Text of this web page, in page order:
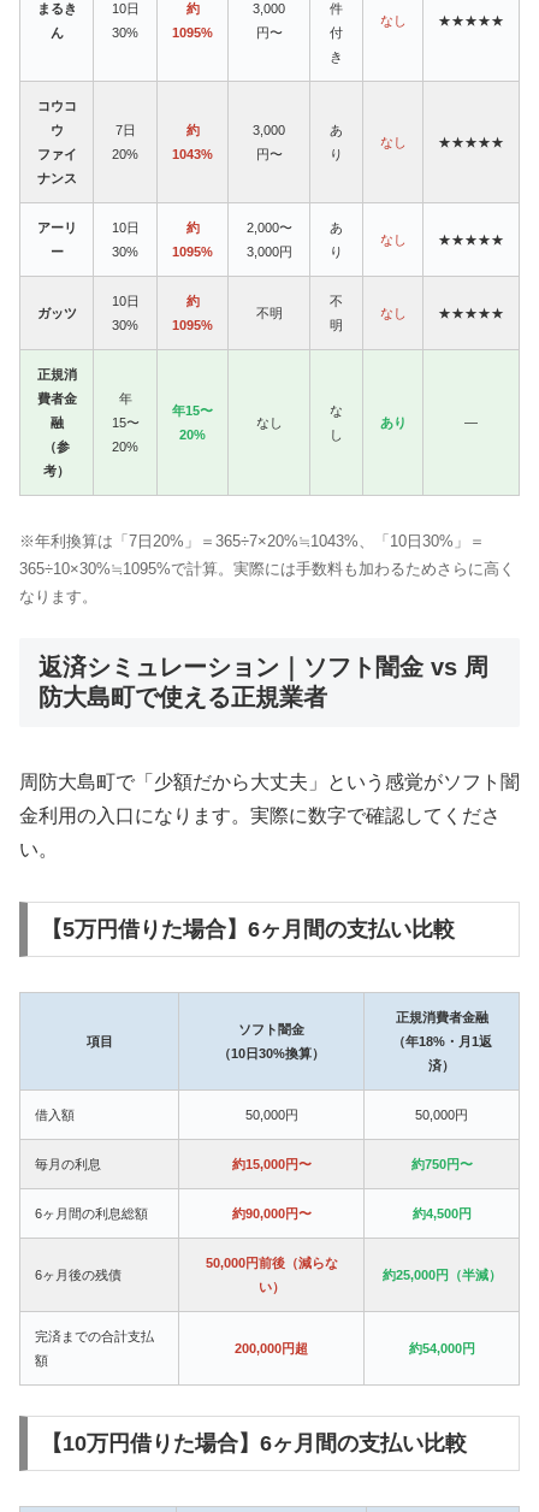
まるき
ん
10日
30%
約
1095%
3,000
円〜
件
付
き
なし ★★★★★
コウコ
ウ
ファイ
ナンス
7日
20%
約
1043%
3,000
円〜
あ
り
なし ★★★★★
アーリ
ー
10日
30%
約
1095%
2,000〜
3,000円
あ
り
なし ★★★★★
ガッツ
10日
30%
約
1095%
不明
不
明
なし ★★★★★
正規消
費者金
融
（参
考）
年
15〜
20%
年15〜
20%
なし
な
し
あり —
※年利換算は「7日20%」＝365÷7×20%≒1043%、「10日30%」＝
365÷10×30%≒1095%で計算。実際には手数料も加わるためさらに高く
なります。
返済シミュレーション｜ソフト闇金 vs 周
防大島町で使える正規業者
周防大島町で「少額だから大丈夫」という感覚がソフト闇
金利用の入口になります。実際に数字で確認してくださ
い。
【5万円借りた場合】6ヶ月間の支払い比較
項目
ソフト闇金
（10日30%換算）
正規消費者金融
（年18%・月1返
済）
借入額 50,000円 50,000円
毎月の利息 約15,000円〜 約750円〜
6ヶ月間の利息総額 約90,000円〜 約4,500円
6ヶ月後の残債
50,000円前後（減らな
い）
約25,000円（半減）
完済までの合計支払
額
200,000円超 約54,000円
【10万円借りた場合】6ヶ月間の支払い比較